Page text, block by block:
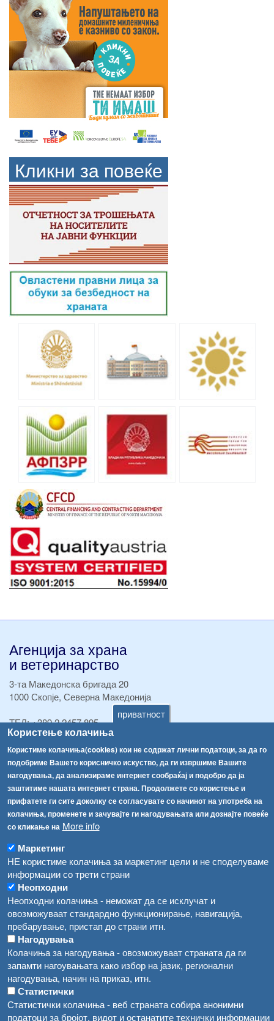
приватност
Користење колачиња
Користиме колачиња(cookies) кои не содржат лични податоци, за да го
подобриме Вашето корисничко искуство, да ги извршиме Вашите
нагодувања, да анализираме интернет сообраќај и подобро да ја
заштитиме нашата интернет страна. Продолжете со користење и
прифатете ги сите доколку се согласувате со начинот на употреба на
колачиња, променете и зачувајте ги нагодувањата или дознајте повеќе
со кликање на More info
Маркетинг
НЕ користиме колачиња за маркетинг цели и не споделуваме
информации со трети страни
Неопходни
Неопходни колачиња - неможат да се исклучат и
овозможуваат стандардно функционирање, навигација,
пребарување, пристап до страни итн.
Нагодувања
Колачиња за нагодувања - овозможуваат страната да ги
запамти нагоувањата како избор на јазик, регионални
нагодувања, начин на приказ, итн.
Статистички
Статистички колачиња - веб страната собира анонимни
податоци за бројот, видот и останатите технички информации
Кликни за повеќе
Агенција за храна
и ветеринарство
3-та Македонска бригада 20
1000 Скопје, Северна Македонија
ТЕЛ:+389 2 2457 895
ТЕЛ:+389 2 2457 873
Факс:+389 2 2457 893
Факс:+389 2 2457 871
info@fva.gov.mk
[АХВ-претходна страна]
Соопштенија
Република Бугарија ги засили официјалните контроли при увоз на свежо овошје и зеленчук
Високите температури ризик од труење со храна, опасни се и за животните
Водата во Гостивар може да се користи како техничка, продолжува испораката на флаширана вода
Во Гостивар спроведени 70 вонредни контроли
Забраната за водата во Гостивар останува на сила, операторите да користат само технички безбедна вода
Навигација
Регистри
Обрасци
Забрани
Огласи